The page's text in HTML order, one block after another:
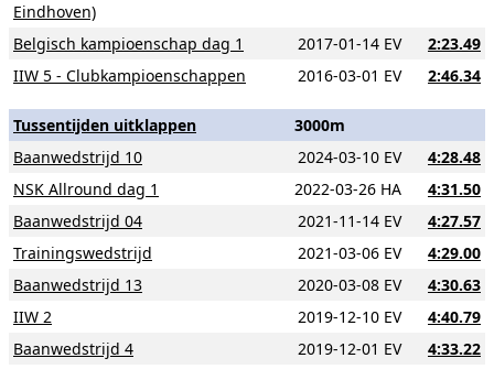
Eindhoven)
Belgisch kampioenschap dag 1 2017-01-14 EV 2:23.49
IIW 5 - Clubkampioenschappen
2016-03-01 EV 2:46.34
Tussentijden uitklappen
3000m
Baanwedstrijd 10
2024-03-10 EV 4:28.48
NSK Allround dag 1
2022-03-26 HA 4:31.50
Baanwedstrijd 04
2021-11-14 EV 4:27.57
Trainingswedstrijd
2021-03-06 EV 4:29.00
Baanwedstrijd 13
2020-03-08 EV 4:30.63
IIW 2
2019-12-10 EV 4:40.79
Baanwedstrijd 4
2019-12-01 EV 4:33.22